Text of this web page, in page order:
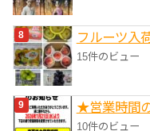
フルーツ入
15件のビュー
★営業時間
10件のビュー